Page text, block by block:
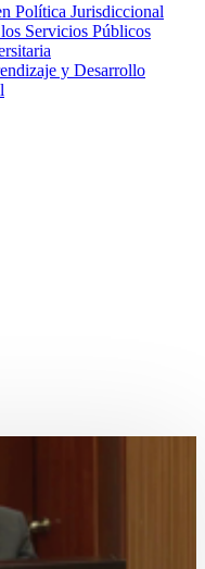
Política Jurisdiccional
Servicios Públicos
y Desarrollo